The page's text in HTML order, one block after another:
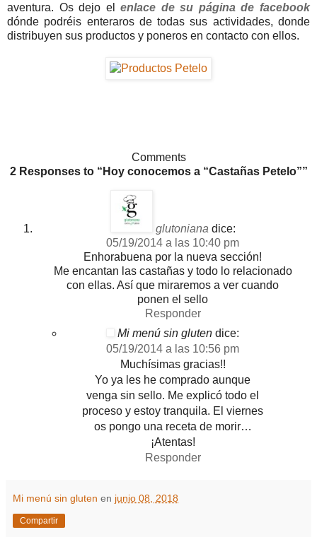
aventura. Os dejo elenlace de su página de facebook
dónde podréis enteraros de todas sus actividades, donde
distribuyen sus productos y poneros en contacto con ellos.
Comments
2 Responses to “Hoy conocemos a “Castañas Petelo””
glutoniana dice:
05/19/2014 a las 10:40 pm
Enhorabuena por la nueva sección!
Me encantan las castañas y todo lo relacionado
con ellas. Así que miraremos a ver cuando
ponen el sello
Responder
Mi menú sin gluten dice:
05/19/2014 a las 10:56 pm
Muchísimas gracias!!
Yo ya les he comprado aunque
venga sin sello. Me explicó todo el
proceso y estoy tranquila. El viernes
os pongo una receta de morir…
¡Atentas!
Responder
Mi menú sin gluten en junio 08, 2018
Compartir